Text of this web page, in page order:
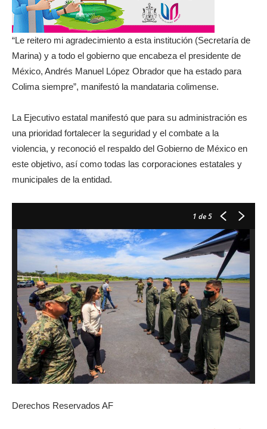
“Le reitero mi agradecimiento a esta institución (Secretaría de
Marina) y a todo el gobierno que encabeza el presidente de
México, Andrés Manuel López Obrador que ha estado para
Colima siempre”, manifestó la mandataria colimense.
La Ejecutivo estatal manifestó que para su administración es
una prioridad fortalecer la seguridad y el combate a la
violencia, y reconoció el respaldo del Gobierno de México en
este objetivo, así como todas las corporaciones estatales y
municipales de la entidad.
1 de 5
Derechos Reservados AF